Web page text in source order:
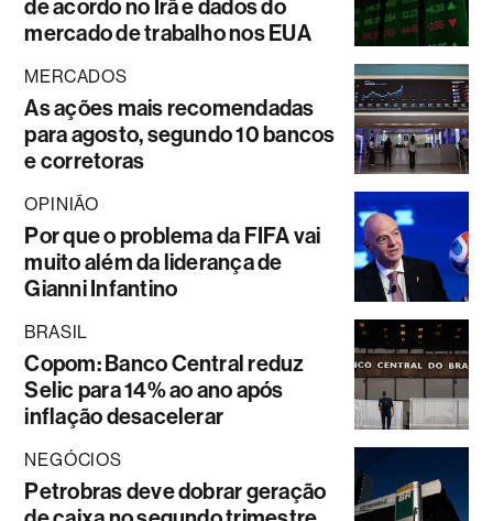
de acordo no Irã e dados do
mercado de trabalho nos EUA
MERCADOS
As ações mais recomendadas
para agosto, segundo 10 bancos
e corretoras
OPINIÃO
Por que o problema da FIFA vai
muito além da liderança de
Gianni Infantino
BRASIL
Copom: Banco Central reduz
Selic para 14% ao ano após
inflação desacelerar
NEGÓCIOS
Petrobras deve dobrar geração